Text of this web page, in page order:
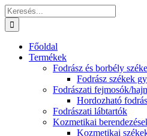
Keresés...
Főoldal
Termékek
Fodrász és borbély
Fodrász székek
Fodrászati fejmosók/
Hordozható
Fodrászati lábtartók
Kozmetikai
Kozmetikai